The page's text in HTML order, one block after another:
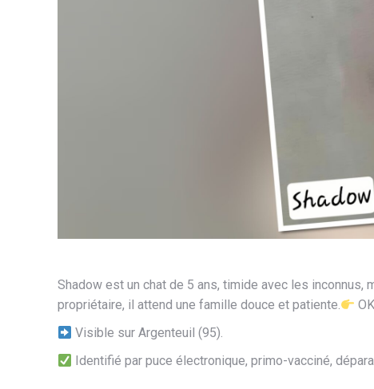
Shadow est un chat de 5 ans, timide avec les inconnus,
propriétaire, il attend une famille douce et patiente.
Visible sur Argenteuil (95).
Identifié par puce électronique, primo-vacciné,